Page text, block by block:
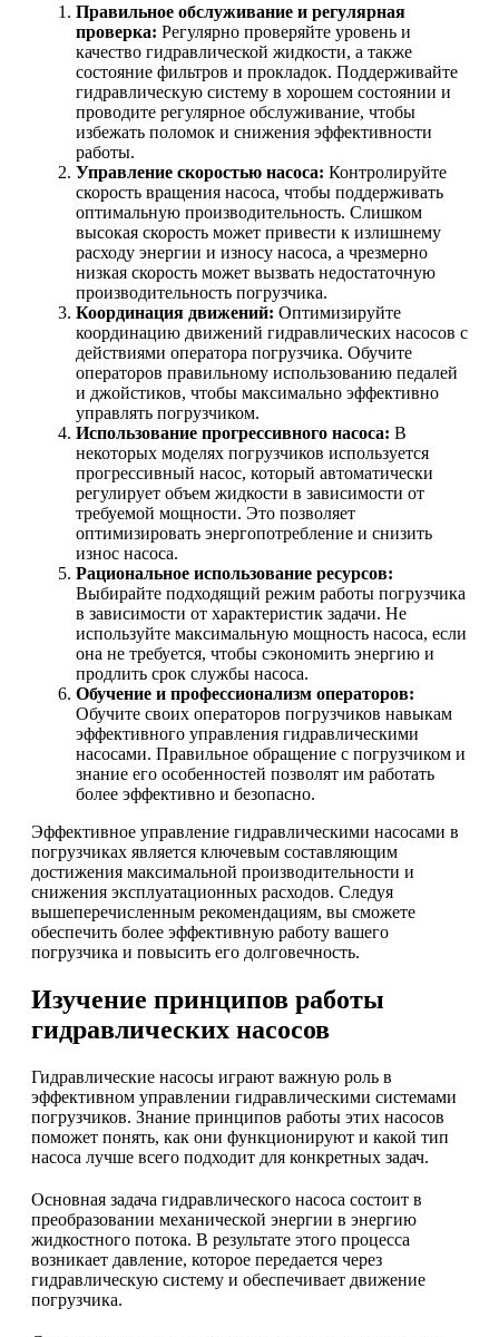
Правильное обслуживание и регулярная
проверка: Регулярно проверяйте уровень и
качество гидравлической жидкости, а также
состояние фильтров и прокладок. Поддерживайте
гидравлическую систему в хорошем состоянии и
проводите регулярное обслуживание, чтобы
избежать поломок и снижения эффективности
работы.
Управление скоростью насоса: Контролируйте
скорость вращения насоса, чтобы поддерживать
оптимальную производительность. Слишком
высокая скорость может привести к излишнему
расходу энергии и износу насоса, а чрезмерно
низкая скорость может вызвать недостаточную
производительность погрузчика.
Координация движений: Оптимизируйте
координацию движений гидравлических насосов с
действиями оператора погрузчика. Обучите
операторов правильному использованию педалей
и джойстиков, чтобы максимально эффективно
управлять погрузчиком.
Использование прогрессивного насоса: В
некоторых моделях погрузчиков используется
прогрессивный насос, который автоматически
регулирует объем жидкости в зависимости от
требуемой мощности. Это позволяет
оптимизировать энергопотребление и снизить
износ насоса.
Рациональное использование ресурсов:
Выбирайте подходящий режим работы погрузчика
в зависимости от характеристик задачи. Не
используйте максимальную мощность насоса, если
она не требуется, чтобы сэкономить энергию и
продлить срок службы насоса.
Обучение и профессионализм операторов:
Обучите своих операторов погрузчиков навыкам
эффективного управления гидравлическими
насосами. Правильное обращение с погрузчиком и
знание его особенностей позволят им работать
более эффективно и безопасно.
Эффективное управление гидравлическими насосами в
погрузчиках является ключевым составляющим
достижения максимальной производительности и
снижения эксплуатационных расходов. Следуя
вышеперечисленным рекомендациям, вы сможете
обеспечить более эффективную работу вашего
погрузчика и повысить его долговечность.
Изучение принципов работы
гидравлических насосов
Гидравлические насосы играют важную роль в
эффективном управлении гидравлическими системами
погрузчиков. Знание принципов работы этих насосов
поможет понять, как они функционируют и какой тип
насоса лучше всего подходит для конкретных задач.
Основная задача гидравлического насоса состоит в
преобразовании механической энергии в энергию
жидкостного потока. В результате этого процесса
возникает давление, которое передается через
гидравлическую систему и обеспечивает движение
погрузчика.